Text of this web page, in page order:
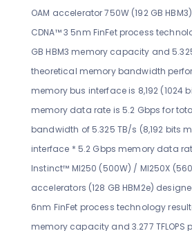
OAM accelerator 750W (192 GB
CDNA™ 3 5nm FinFet process
GB HBM3 memory capacity and
theoretical memory bandwidth
memory bus interface is 8,192 (1024
memory data rate is 5.2 Gbps for
bandwidth of 5.325 TB/s (8,192 bits
interface * 5.2 Gbps memory data
Instinct™ MI250 (500W) / MI250X
accelerators (128 GB HBM2e)
6nm FinFet process technology
memory capacity and 3.277 TFLOPS